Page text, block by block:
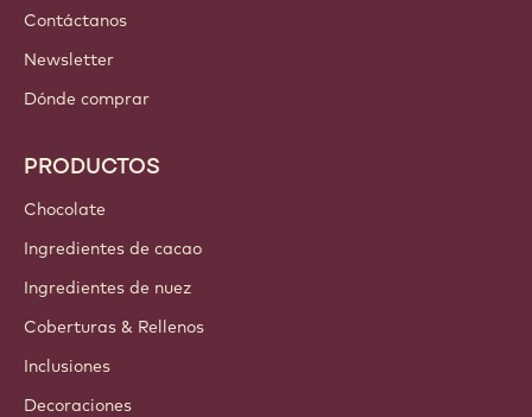
Contáctanos
Newsletter
Dónde comprar
PRODUCTOS
Chocolate
Ingredientes de cacao
Ingredientes de nuez
Coberturas & Rellenos
Inclusiones
Decoraciones